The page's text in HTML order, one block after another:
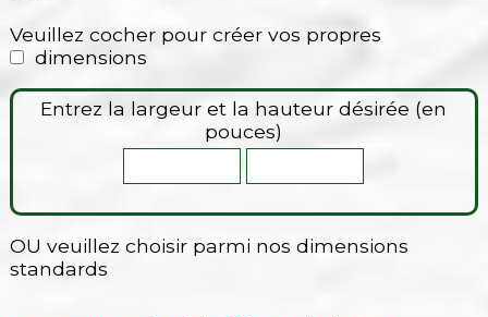
Veuillez cocher pour créer vos propres
dimensions
Entrez la largeur et la hauteur désirée (en
pouces)
OU veuillez choisir parmi nos dimensions
standards